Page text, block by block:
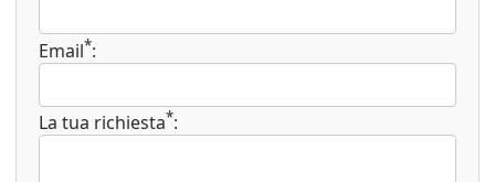
Email*:
La tua richiesta*: